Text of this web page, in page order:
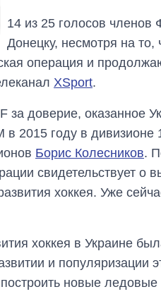
14 из 25 голосов членов
Донецку, несмотря на то,
операция и
XSport.
доверие, оказанное
2015 году в дивизионе
Борис Колесников.
свидетельствует о
хоккея. Уже
хоккея в Украине
и популяризации
новые